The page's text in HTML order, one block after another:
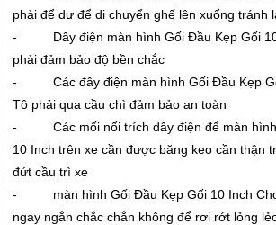
phải để dư để di chuyển ghế lên xuống tránh
- Dây điện màn hình Gối Đầu Kẹp Gối 10
phải đảm bảo độ bền chắc
- Các đây điện màn hình Gối Đầu Kẹp
Tô phải qua cầu chì đảm bảo an toàn
- Các mối nối trích dây điện để màn hình
10 Inch trên xe cần được băng keo cần thận
đứt cầu trì xe
- màn hình Gối Đầu Kẹp Gối 10 Inch Cho
ngay ngắn chắc chắn không để rơi rớt lỏng